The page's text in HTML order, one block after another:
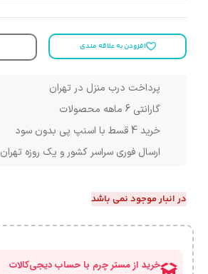
افزودن به علاقه مندی
پرداخت درب منزل در تهران
گارانتی 6 ماهه محصولات
خرید 4 قسط با اسنپ پی بدون سود
ارسال فوری سراسر کشور و یک روزه تهران
در انبار موجود نمی باشد